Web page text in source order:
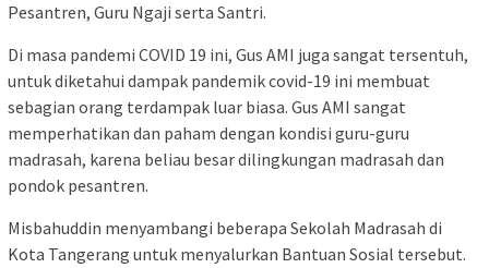
Pesantren, Guru Ngaji serta Santri.
Di masa pandemi COVID 19 ini, Gus AMI juga sangat tersentuh,
untuk diketahui dampak pandemik covid-19 ini membuat
sebagian orang terdampak luar biasa. Gus AMI sangat
memperhatikan dan paham dengan kondisi guru-guru
madrasah, karena beliau besar dilingkungan madrasah dan
pondok pesantren.
Misbahuddin menyambangi beberapa Sekolah Madrasah di
Kota Tangerang untuk menyalurkan Bantuan Sosial tersebut.